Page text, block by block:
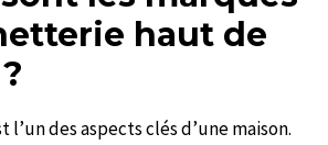
haut de
des aspects clés d’une maison.